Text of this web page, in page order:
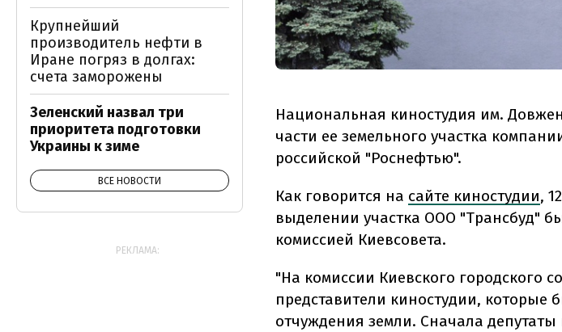
Национальная киностудия им.
части ее земельного участка
российской "Роснефтью".
Как говорится на сайте киностудии,
выделении участка ООО "Трансбуд"
комиссией Киевсовета.
"На комиссии Киевского городского
представители киностудии, которые
отчуждения земли. Сначала
Крупнейший
производитель нефти в
Иране погряз в долгах:
счета заморожены
Зеленский назвал три
приоритета подготовки
Украины к зиме
ВСЕ НОВОСТИ
РЕКЛАМА: